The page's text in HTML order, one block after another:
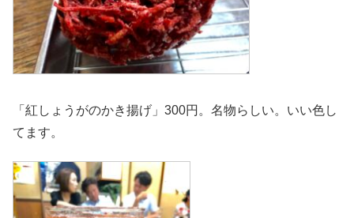
「紅しょうがのかき揚げ」300円。名物らしい。いい色し
てます。